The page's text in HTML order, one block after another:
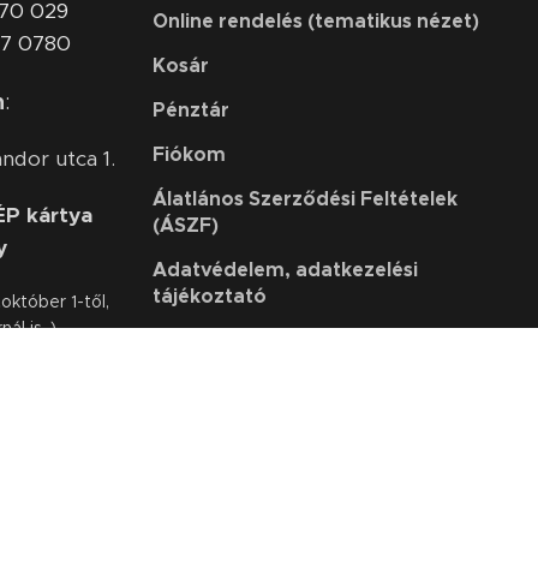
029
0780
:
utca 1.
kártya
1-től,
is. )
Online rendelés (tematikus nézet)
Kosár
Pénztár
Fiókom
Álatlános Szerződési Feltételek
(ÁSZF)
Adatvédelem, adatkezelési
tájékoztató